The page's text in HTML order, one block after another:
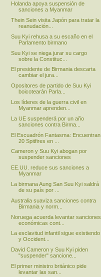
Holanda apoya suspensión de
sanciones a Myanmar
Thein Sein visita Japón para tratar la
reanudación...
Suu Kyi rehusa a su escaño en el
Parlamento birmano
Suu Kyi se niega jurar su cargo
sobre la Constituc...
El presidente de Birmania descarta
cambiar el jura...
Opositores de partido de Suu Kyi
boicotearán Parla...
Los líderes de la guerra civil en
Myanmar aprenden...
La UE suspenderá por un año
sanciones contra Birma...
El Escuadrón Fantasma: Encuentran
20 Spitfires en ...
Cameron y Suu Kyi abogan por
suspender sanciones
EE.UU. reduce sus sanciones a
Myanmar
La birmana Aung San Suu Kyi saldrá
de su país por ...
Australia suaviza sanciones contra
Birmania y norm...
Noruega acuerda levantar sanciones
económicas cont...
La esclavitud infantil sigue existiendo
y Occident...
David Cameron y Suu Kyi piden
"suspender" sancione...
El primer ministro británico pide
levantar las san...